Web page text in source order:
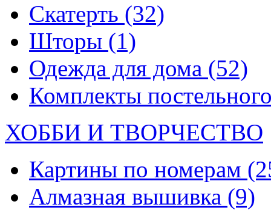
Скатерть (32)
Шторы (1)
Одежда для дома (52)
Комплекты
ХОББИ И ТВОРЧЕСТВО
Картины по номерам
Алмазная вышивка (9)